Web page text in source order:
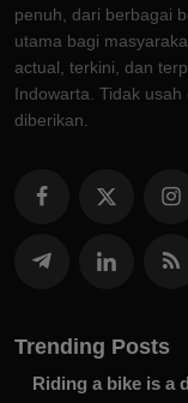
penuh, dari berbagai
utama bagi
actual, terkini, dan
Indowarta. Tidak
diberikan.
Trending Posts
Riding a bike is a